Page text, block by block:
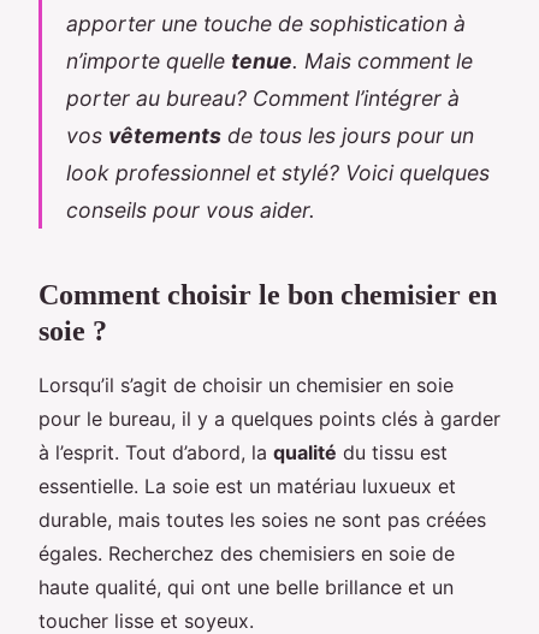
apporter une touche de sophistication à
n’importe quelle tenue. Mais comment le
porter au bureau? Comment l’intégrer à
vos vêtements de tous les jours pour un
look professionnel et stylé? Voici quelques
conseils pour vous aider.
Comment choisir le bon chemisier en
soie ?
Lorsqu’il s’agit de choisir un chemisier en soie
pour le bureau, il y a quelques points clés à garder
à l’esprit. Tout d’abord, la qualité du tissu est
essentielle. La soie est un matériau luxueux et
durable, mais toutes les soies ne sont pas créées
égales. Recherchez des chemisiers en soie de
haute qualité, qui ont une belle brillance et un
toucher lisse et soyeux.